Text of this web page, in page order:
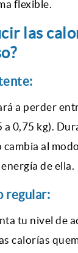
flexible.
las
a perder
a 0,75 kg).
al
de ella.
regular:
tu nivel de
calorías